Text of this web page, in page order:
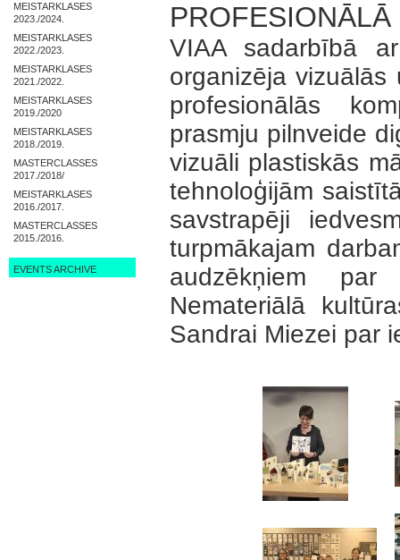
MEISTARKLASES
2023./2024.
MEISTARKLASES
2022./2023.
MEISTARKLASES
2021./2022.
MEISTARKLASES
2019./2020
MEISTARKLASES
2018./2019.
MASTERCLASSES
2017./2018/
MEISTARKLASES
2016./2017.
MASTERCLASSES
2015./2016.
EVENTS ARCHIVE
VIAA sadarbībā
organizēja vizuālās
profesionālās
prasmju pilnveide
vizuāli plastiskās
tehnoloģijām
savstrapēji
turpmākajam
audzēkņiem
Nemateriālā
Sandrai Miezei par